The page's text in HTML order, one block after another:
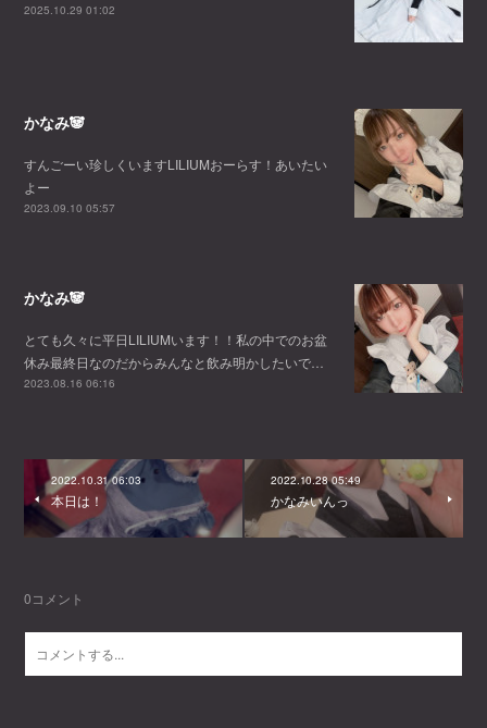
2025.10.29 01:02
かなみ🐼
すんごーい珍しくいますLILIUMおーらす！あいたい
よー
2023.09.10 05:57
かなみ🐼
とても久々に平日LILIUMいます！！私の中でのお盆
休み最終日なのだからみんなと飲み明かしたいで…
2023.08.16 06:16
2022.10.31 06:03
本日は！
2022.10.28 05:49
かなみいんっ
0コメント